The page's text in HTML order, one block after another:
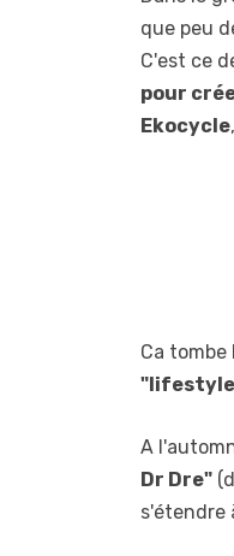
que peu
C'est ce
pour
Ekocycle
Ca
A
Dr Dre"
s'étendre